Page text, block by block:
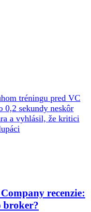
tréningu pred VC
sekundy neskôr
a vyhlásil, že kritici
recenzie:
broker?